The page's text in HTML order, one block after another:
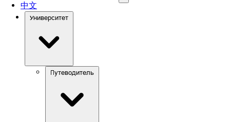
中文
Университет
Путеводитель